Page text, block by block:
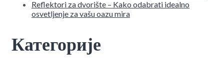
Reflektori za dvorište – Kako odabrati idealno
osvetljenje za vašu oazu mira
Категорије